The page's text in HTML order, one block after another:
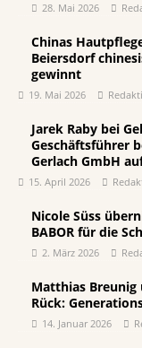
28. Mai 2026
Chinas
Beiersdorf
gewinnt
19. Mai 2026
Jarek Raby bei
Geschäftsführer
Gerlach GmbH
15. April 2026
Nicole Süss
BABOR für die
2. März 2026
Matthias
Rück:
14. Januar 2026